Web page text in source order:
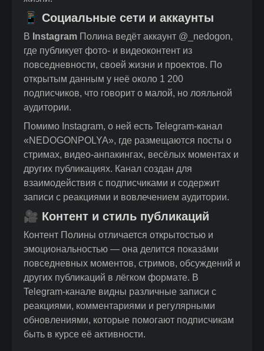
📱 Социальные сети и аккаунты
В Instagram Полина ведёт аккаунт @_nedogon,
где публикует фото- и видеоконтент из
повседневности, своей жизни и проектов. По
открытым данным у неё около 1 200
подписчиков, что говорит о малой, но лояльной
аудитории.
Помимо Instagram, о ней есть Telegram-канал
«NEDOGONPOLYA», где размещаются посты о
стримах, видео-анпакингах, весёлых моментах и
других публикациях. Канал создан для
взаимодействия с подписчиками и содержит
записи с реакциями и вовлечением аудитории.
🎥 Контент и стиль публикаций
Контент Полины отличается открытостью и
эмоциональностью — она делится показа́ми
повседневных моментов, стримов, обсуждений и
других публикаций в лёгком формате. В
Telegram-канале видны различные записи с
реакциями, комментариями и регулярными
обновлениями, которые помогают подписчикам
быть в курсе её активности.